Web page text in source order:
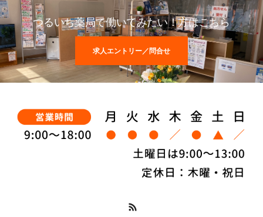
つるいち薬局で働いてみたい！方はこちら
求人エントリー／問合せ